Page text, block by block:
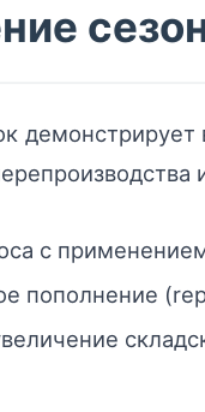
демонстрирует
с
пополнение